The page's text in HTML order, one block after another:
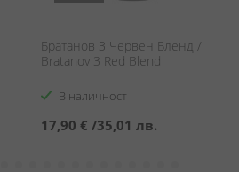
Братанов З Червен Бленд /
Bratanov 3 Red Blend
В наличност
17,90 € /35,01 лв.